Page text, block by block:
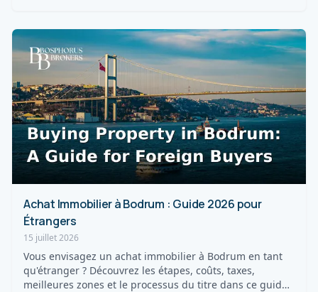
Achat Immobilier à Bodrum : Guide 2026 pour
Étrangers
15 juillet 2026
Vous envisagez un achat immobilier à Bodrum en tant
qu'étranger ? Découvrez les étapes, coûts, taxes,
meilleures zones et le processus du titre dans ce guide